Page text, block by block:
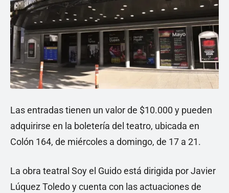
Las entradas tienen un valor de $10.000 y pueden
adquirirse en la boletería del teatro, ubicada en
Colón 164, de miércoles a domingo, de 17 a 21.
La obra teatral Soy el Guido está dirigida por Javier
Lúquez Toledo y cuenta con las actuaciones de